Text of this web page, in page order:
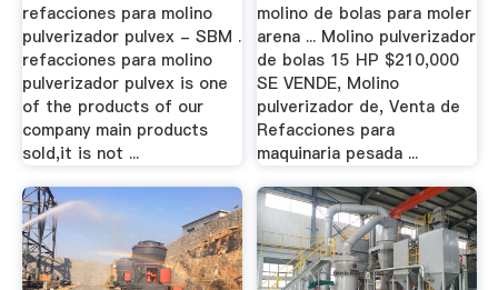
refacciones para molino
pulverizador pulvex - SBM .
refacciones para molino
pulverizador pulvex is one
of the products of our
company main products
sold,it is not ...
molino de bolas para moler
arena ... Molino pulverizador
de bolas 15 HP $210,000
SE VENDE, Molino
pulverizador de, Venta de
Refacciones para
maquinaria pesada ...